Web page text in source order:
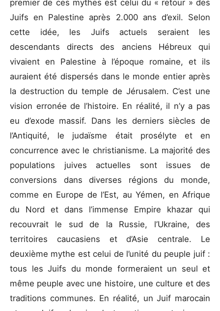
premier de ces mythes est celui du « retour » des
Juifs en Palestine après 2.000 ans d’exil. Selon
cette idée, les Juifs actuels seraient les
descendants directs des anciens Hébreux qui
vivaient en Palestine à l’époque romaine, et ils
auraient été dispersés dans le monde entier après
la destruction du temple de Jérusalem. C’est une
vision erronée de l’histoire. En réalité, il n’y a pas
eu d’exode massif. Dans les derniers siècles de
l’Antiquité, le judaïsme était prosélyte et en
concurrence avec le christianisme. La majorité des
populations juives actuelles sont issues de
conversions dans diverses régions du monde,
comme en Europe de l’Est, au Yémen, en Afrique
du Nord et dans l’immense Empire khazar qui
recouvrait le sud de la Russie, l’Ukraine, des
territoires caucasiens et d’Asie centrale. Le
deuxième mythe est celui de l’unité du peuple juif :
tous les Juifs du monde formeraient un seul et
même peuple avec une histoire, une culture et des
traditions communes. En réalité, un Juif marocain